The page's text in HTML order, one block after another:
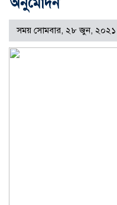
সময় সোমবার, ২৮ জুন, ২০২১